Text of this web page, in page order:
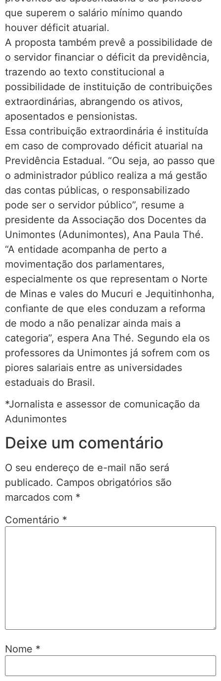
que superem o salário mínimo quando
houver déficit atuarial.
A proposta também prevê a possibilidade de
o servidor financiar o déficit da previdência,
trazendo ao texto constitucional a
possibilidade de instituição de contribuições
extraordinárias, abrangendo os ativos,
aposentados e pensionistas.
Essa contribuição extraordinária é instituída
em caso de comprovado déficit atuarial na
Previdência Estadual. “Ou seja, ao passo que
o administrador público realiza a má gestão
das contas públicas, o responsabilizado
pode ser o servidor público”, resume a
presidente da Associação dos Docentes da
Unimontes (Adunimontes), Ana Paula Thé.
“A entidade acompanha de perto a
movimentação dos parlamentares,
especialmente os que representam o Norte
de Minas e vales do Mucuri e Jequitinhonha,
confiante de que eles conduzam a reforma
de modo a não penalizar ainda mais a
categoria”, espera Ana Thé. Segundo ela os
professores da Unimontes já sofrem com os
piores salariais entre as universidades
estaduais do Brasil.
*Jornalista e assessor de comunicação da
Adunimontes
Deixe um comentário
O seu endereço de e-mail não será
publicado. Campos obrigatórios são
marcados com *
Comentário *
Nome *